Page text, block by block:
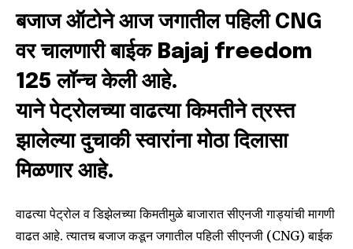
बजाज ऑटोने आज जगातील पहिली CNG
वर चालणारी बाईक Bajaj freedom
125 लॉन्च केली आहे.
याने पेट्रोलच्या वाढत्या किमतीने त्रस्त
झालेल्या दुचाकी स्वारांना मोठा दिलासा
मिळणार आहे.
वाढत्या पेट्रोल व डिझेलच्या किमतीमुळे बाजारात सीएनजी गाड्यांची मागणी
वाढत आहे. त्यातच बजाज कडून जगातील पहिली सीएनजी (CNG) बाईक